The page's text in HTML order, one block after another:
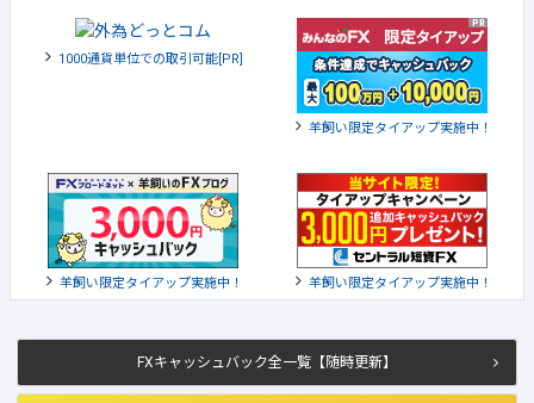
FXキャッシュバック全一覧【随時更新】
1000通貨単位での取引可能[PR]
羊飼い限定タイアップ実施中！
羊飼い限定タイアップ実施中！ 羊飼い限定タイアップ実施中！